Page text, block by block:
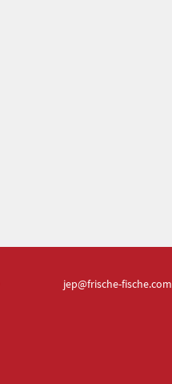
jep@frische-fische.com